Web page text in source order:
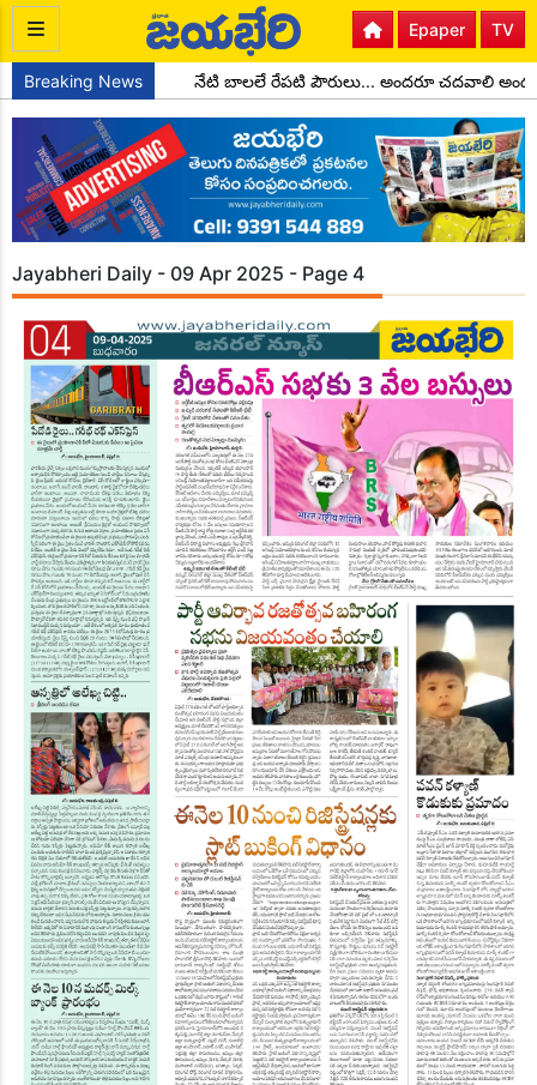
TV
Epaper
Breaking News
చాడ కొండాల్ రెడ్డి నేటి బాలలే రేపటి పౌరులు... అందరూ చదవాలి
Jayabheri Daily - 09 Apr 2025 - Page 4